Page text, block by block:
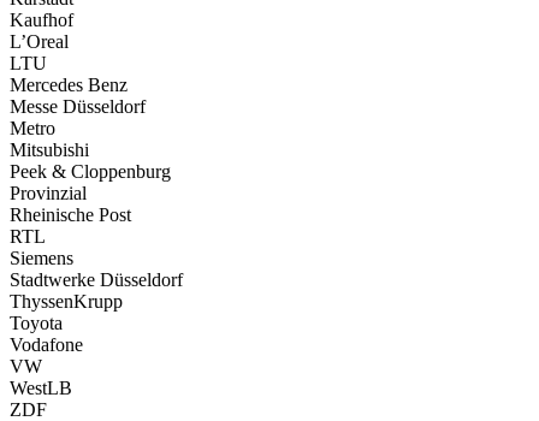
Kaufhof
L’Oreal
LTU
Mercedes Benz
Messe Düsseldorf
Metro
Mitsubishi
Peek & Cloppenburg
Provinzial
Rheinische Post
RTL
Siemens
Stadtwerke Düsseldorf
ThyssenKrupp
Toyota
Vodafone
VW
WestLB
ZDF